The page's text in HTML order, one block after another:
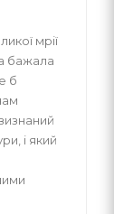
мрії
бажала
б
і який